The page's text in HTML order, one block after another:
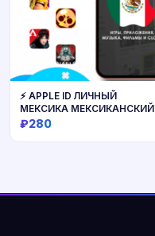
⚡ APPLE ID ЛИЧНЫЙ
МЕКСИКА МЕКСИКАНСКИЙ
iPhone ios iPad
₽280